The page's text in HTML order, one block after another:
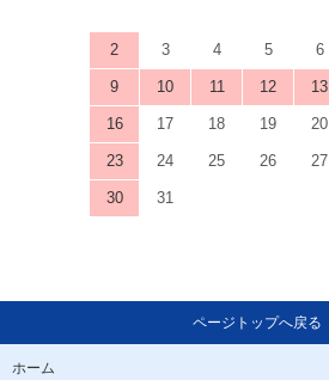
2 3 4 5 6
9 10 11 12 13
16 17 18 19 20
23 24 25 26 27
30
31
ページトップへ戻る
ホーム